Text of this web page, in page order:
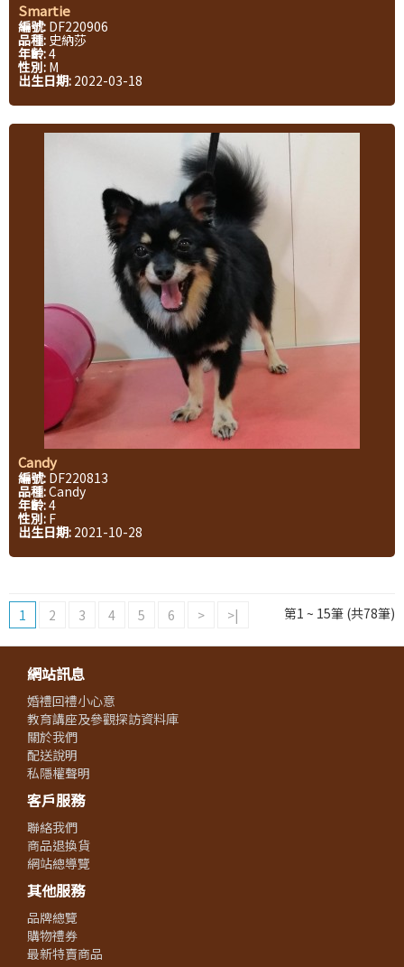
Smartie
編號: DF220906
品種: 史納莎
年齡:4
性別: M
出生日期: 2022-03-18
Candy
編號: DF220813
品種:Candy
年齡:4
性別: F
出生日期: 2021-10-28
1 2 3 4 5 6 > >| 第1 ~ 15筆 (共78筆)
網站訊息
婚禮回禮小心意
教育講座及參觀探訪資料庫
關於我們
配送說明
私隱權聲明
客戶服務
聯絡我們
商品退換貨
網站總導覽
其他服務
品牌總覽
購物禮券
最新特賣商品